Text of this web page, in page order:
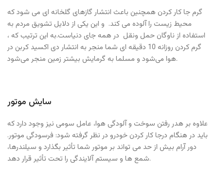
گرم جا کار کردن همچنین باعث انتشار گازهای گلخانه ای می شود که
محیط زیست را آلوده می کند. و این یکی از دلایل تشویق مردم به
استفاده از ناوگان حمل ونقل در همه جای دنیاست.به این ترتیب که ،
گرم کردن روزانه 10 دقیقه ای شما منجر به انتشار دی اکسید کربن در
هوا می‌‌شود و مسلما به گرمایش بیشتر زمین منجر می‌شود.
سایش موتور
علاوه بر هدر رفتن سوخت و آلودگی هوا، عامل سومی نیز وجود دارد که
باید در هنگام درجا کار کردن خودرو در نظر گرفته شود: فرسودگی موتور.
دور آرام بیش از حد می تواند بر موتور شما تأثیر بگذارد و سیلندرها،
شمع ها و سیستم آلایندگی را تحت تأثیر قرار دهد.